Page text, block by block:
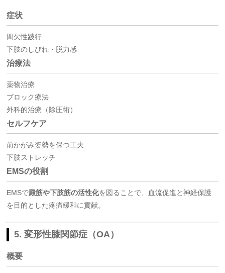
症状
間欠性跛行
下肢のしびれ・脱力感
治療法
薬物治療
ブロック療法
外科的治療（除圧術）
セルフケア
前かがみ姿勢を保つ工夫
下肢ストレッチ
EMSの役割
EMSで殿筋や下肢筋の活性化を図ることで、血流促進と神経保護
を目的とした疼痛緩和に貢献。
5. 変形性膝関節症（OA）
概要